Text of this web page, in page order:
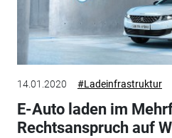
14.01.2020 #Ladeinfrastruktur
E-Auto laden im
Rechtsanspruch auf